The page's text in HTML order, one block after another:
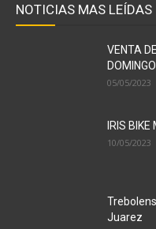
NOTICIAS MAS LEÍDAS
VENTA
05/05/2023
IRIS
10/05/2023
Juarez